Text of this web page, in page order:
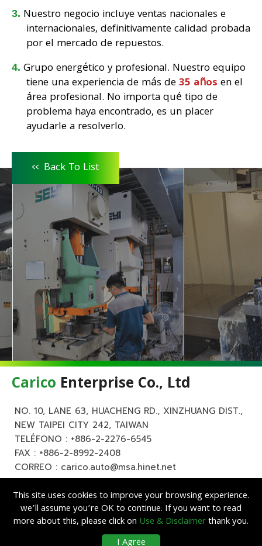
Nuestro negocio incluye ventas nacionales e
internacionales, definitivamente calidad probada
por el mercado de repuestos.
Grupo energético y profesional. Nuestro equipo
tiene una experiencia de más de35 años en el
área profesional. No importa qué tipo de
problema haya encontrado, es un placer
ayudarle a resolverlo.
<< Back To List
Carico Enterprise Co., Ltd
NO. 10, LANE 63, HUACHENG RD., XINZHUANG DIST.,
NEW TAIPEI CITY 242, TAIWAN
TELÉFONO : +886-2-2276-6545
FAX : +886-2-8992-2408
CORREO : carico.auto@msa.hinet.net
Enterprise Co., Ltd. All Rights Reserved.
This site uses cookies to improve your browsing experience.
we’ll assume you’re OK to continue. If you want to read
more about this, please click on Use & Disclaimerthank you.